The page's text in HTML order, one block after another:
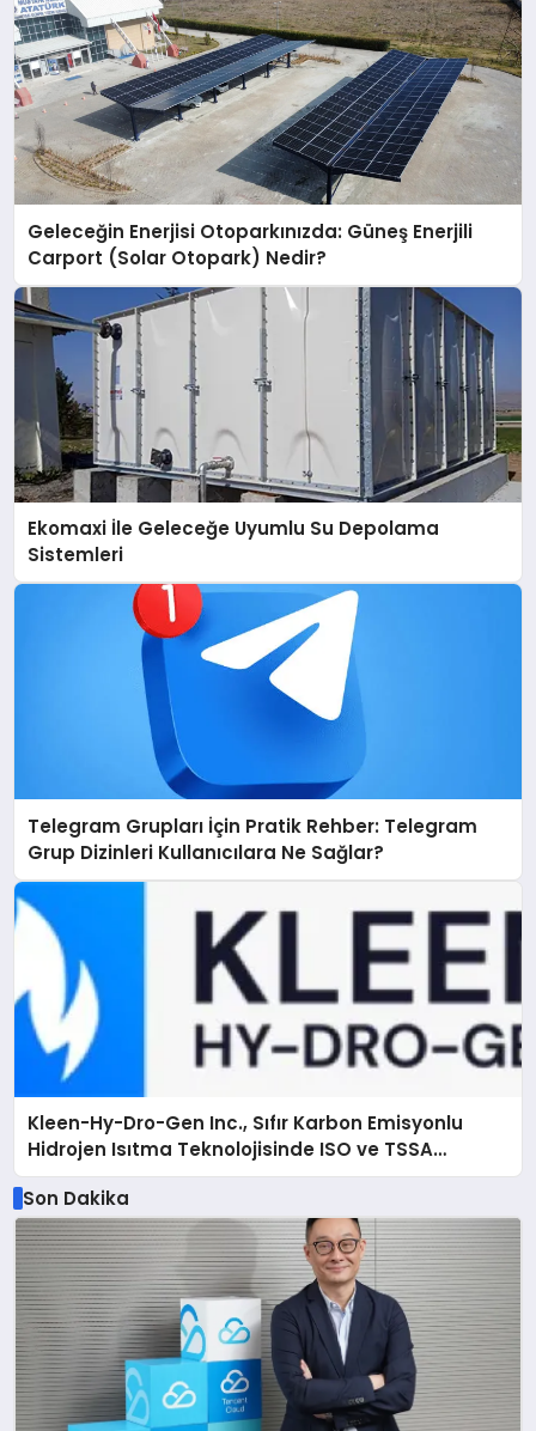
Geleceğin Enerjisi Otoparkınızda: Güneş Enerjili
Carport (Solar Otopark) Nedir?
Ekomaxi İle Geleceğe Uyumlu Su Depolama
Sistemleri
Telegram Grupları İçin Pratik Rehber: Telegram
Grup Dizinleri Kullanıcılara Ne Sağlar?
Kleen-Hy-Dro-Gen Inc., Sıfır Karbon Emisyonlu
Hidrojen Isıtma Teknolojisinde ISO ve TSSA
Düzenleyici Onaylarını Aldı
Son Dakika